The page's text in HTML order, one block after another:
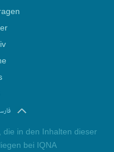
die in den Inhalten dieser
bei IQNA